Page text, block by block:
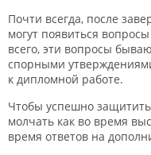
Почти всегда, после
могут появиться
всего, эти вопросы
спорными
к дипломной работе.
Чтобы успешно
молчать как во время
время ответов на